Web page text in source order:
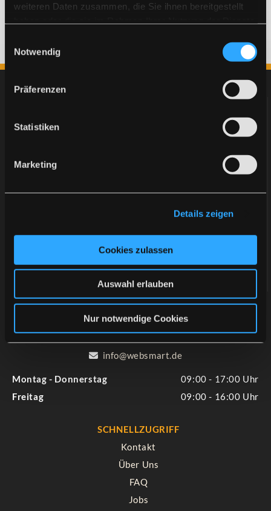
weiteren Daten zusammen, die Sie ihnen bereitgestellt
Notwendig
Präferenzen
Statistiken
Marketing
Details zeigen
Cookies zulassen
Auswahl erlauben
Nur notwendige Cookies
GmbH
Websmart​ GmbH & Co. KG
Hainichenring 8
46284 Dorsten
KONTAKT
 02362 95176 20
 info@websmart.de
Montag - Donnerstag
09:00 - 17:00
Freitag
09:00 - 16:00
SCHNELLZUGRIFF
Kontakt
Über Uns
FAQ
Jobs